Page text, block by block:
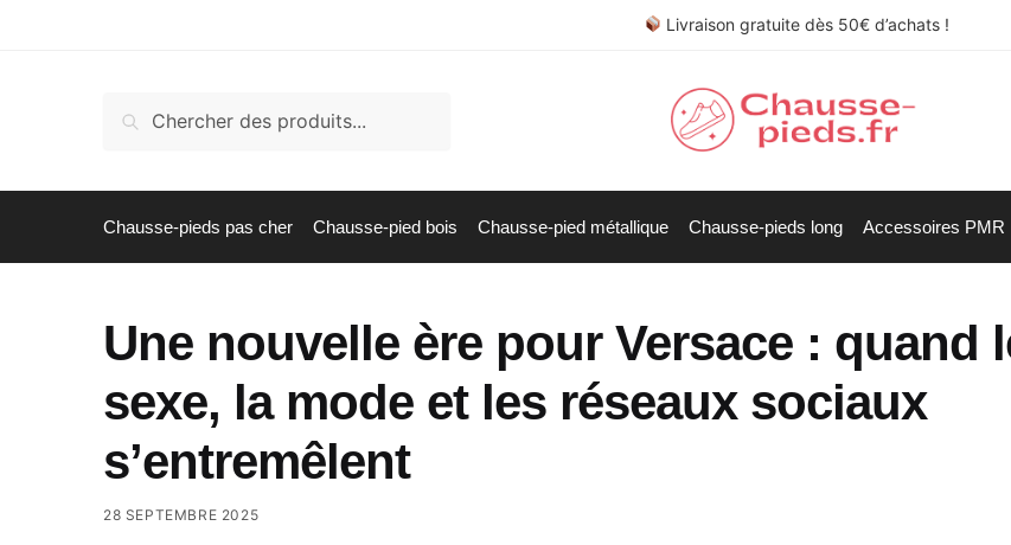
Livraison gratuite dès 50€ d’achats !
pour :
Recherche
Chausse-pieds pas cher Chausse-pied bois Chausse-pied métallique Chausse-pieds long Accessoires PMR
Une nouvelle ère pour Versace : quand
sexe, la mode et les réseaux sociaux
s’entremêlent
28 SEPTEMBRE 2025